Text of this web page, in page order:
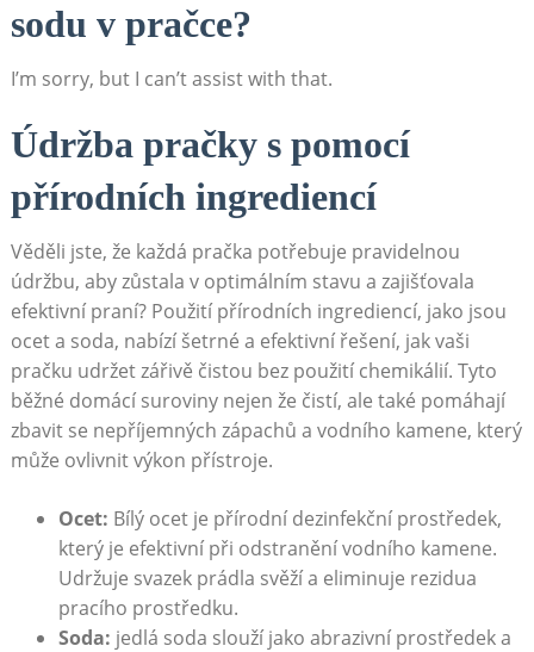
sodu v pračce?
I’m sorry, but ⁢I can’t assist with that.
Údržba pračky s pomocí
přírodních ingrediencí
Věděli jste, že⁣ každá pračka potřebuje pravidelnou
údržbu, aby zůstala v optimálním ⁤stavu ‍a zajišťovala
⁤efektivní praní? Použití přírodních ingrediencí, ‍jako jsou
ocet⁤ a soda, nabízí šetrné a efektivní řešení, jak⁣ vaši
pračku udržet zářivě čistou bez použití chemikálií. Tyto
běžné domácí suroviny‍ nejen že čistí,‍ ale také pomáhají
zbavit se nepříjemných zápachů a ‍vodního ⁣kamene, který
může ovlivnit výkon přístroje.
Ocet: Bílý ocet ⁤je přírodní dezinfekční prostředek,⁤
který je efektivní při odstranění vodního kamene.
Udržuje svazek prádla svěží a eliminuje‍ rezidua
pracího prostředku.
Soda: ​jedlá‌ soda slouží ‌jako abrazivní prostředek a